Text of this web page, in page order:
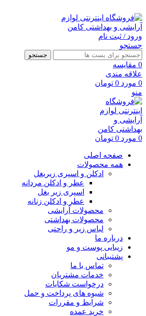
ورود / ثبت نام
جستجو
جستجو
0 مقايسه
علاقه مندی
0 مورد 0 تومان
منو
0 مورد 0 تومان
صفحه اصلی
همه محصولات
ادکلن و اسپری زیربغل
عطر و ادکلن مردانه
اسپری زیر بغل
عطر و ادکلن زنانه
محصولات آرایشی
محصولات بهداشتی
لباس زیر و راحتی
درباره ما
زیبایی پوست و مو
پشتیبانی
تماس با ما
خدمات مشتریان
درخواست شکایات
شیوه های پرداخت و حمل
شرایط و مقررات
خرید عمده